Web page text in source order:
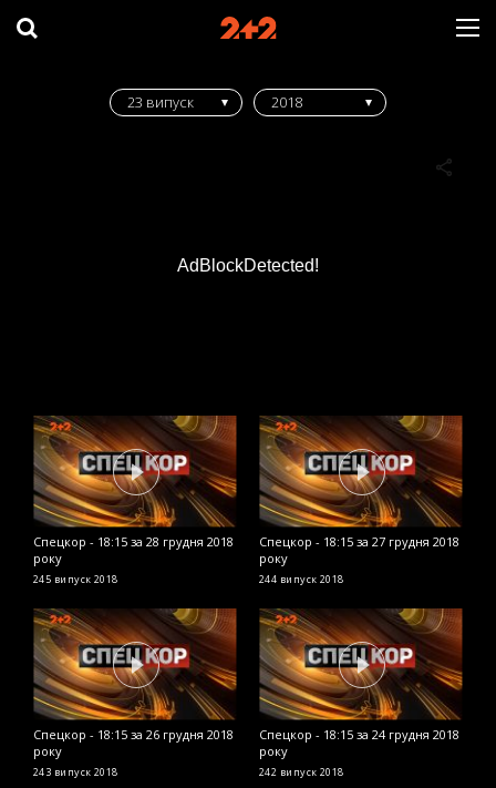
AdBlockDetected!
23 випуск 2018
Спецкор - 18:15 за 28 грудня 2018
року
245 випуск 2018
Спецкор - 18:15 за 27 грудня 2018
року
244 випуск 2018
Спецкор - 18:15 за 26 грудня 2018
року
243 випуск 2018
Спецкор - 18:15 за 24 грудня 2018
року
242 випуск 2018